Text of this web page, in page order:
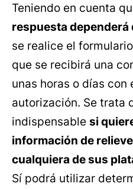
Teniendo en cuenta
respuesta dependerá
se realice el
que se recibirá una
unas horas o días con
autorización. Se trata
indispensable si
información de
cualquiera de sus
Sí podrá utilizar